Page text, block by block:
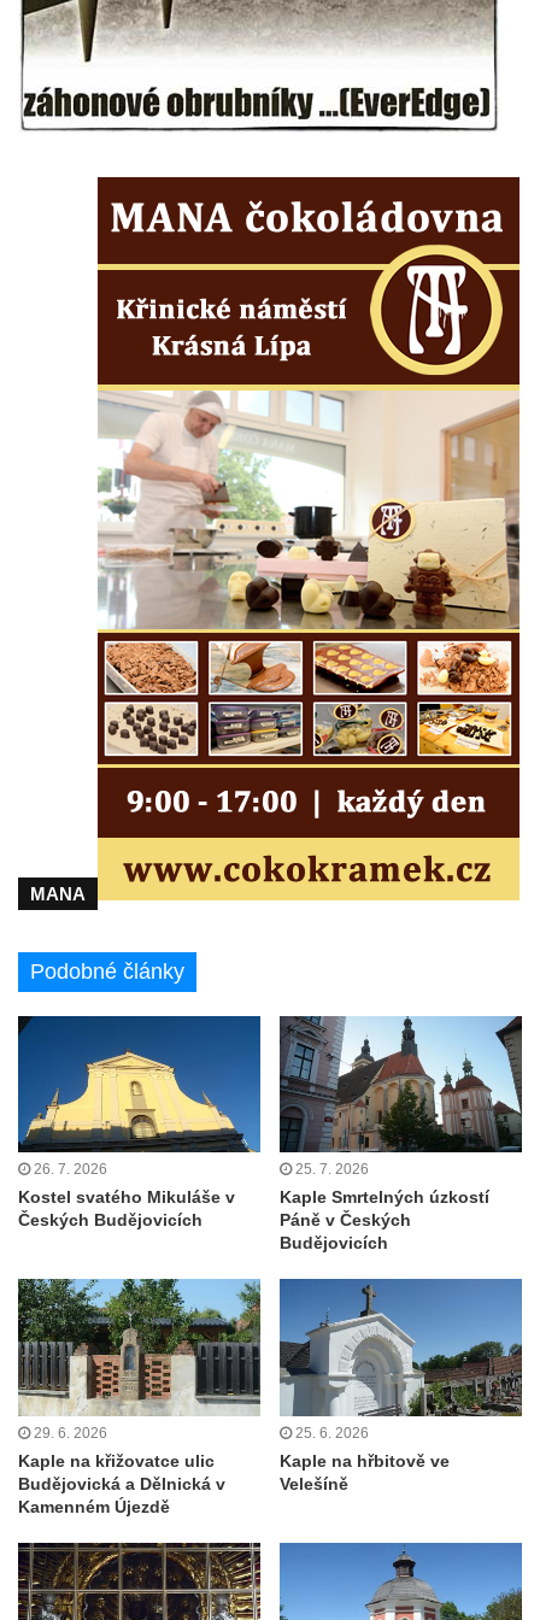
Kaple mezi Dolním Třebonínem a Horním
Třebonínem
Márnice na hřbitově v Rybniště
Vltavou
Kostel svatého Jiljí v Lužci nad Vltavou
Kaple svatého Bartoloměje v Bukolu
Hřbitovní kaple na hřbitově v Lužci nad
Vltavou
Márnice na hřbitově v Lužci nad Vltavou
Márnice na hřbitově v Hrobčicích
Kostel svatého Havla na hřbitově v
Hrobčicích
Kaple svatého Vavřince v Mirošovicích
Márnice na hřbitově v Račicích
Márnice na hřbitově v Dobříni
Kaple v Bezděkově
Kaple Nejsvětější Trojice v centru Liběšic
okraji Liběšic
Kostel svaté Kateřiny v Chouči
Kostel svatého Augustina v Lužici
Kostel svatého Martina v Kozlech
Márnice na hřbitově v Kozlech
Vesnický kostel v Reinhardtsdorfu
Kaple v Oparnu
Protestantský (evangelicko-luterský) kostel
Crostau
Svitavě
Výklenková kaple Piety ve Svojkově
Kostel Nejsvětější Trojice ve Velenicích
Kostel svatého Vavřince v Okounově
Kostel Nanebevzetí Panny Marie (St. Mariä
Himmelfahrt) v Schirgiswalde
Kostel svaté Máří Magdaleny u hradu
Krasíkov
MANA
Podobné články
26. 7. 2026
Kostel svatého Mikuláše v
Českých Budějovicích
25. 7. 2026
Kaple Smrtelných úzkostí
Páně v Českých
Budějovicích
29. 6. 2026
Kaple na křižovatce ulic
Budějovická a Dělnická v
Kamenném Újezdě
25. 6. 2026
Kaple na hřbitově ve
Velešíně